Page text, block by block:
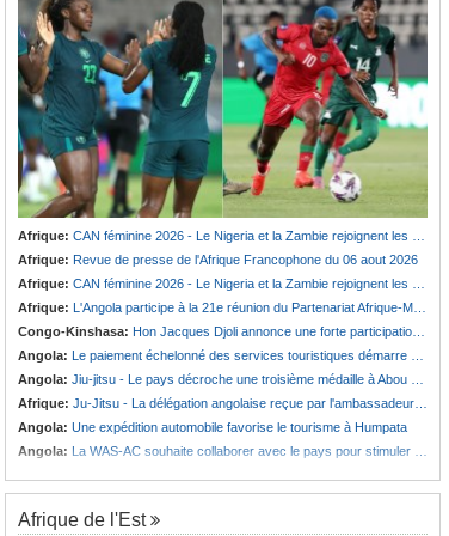
Afrique: CAN féminine 2026 - Le Nigeria et la Zambie rejoignent les quarts de finale
Afrique: Revue de presse de l'Afrique Francophone du 06 aout 2026
Afrique: CAN féminine 2026 - Le Nigeria et la Zambie rejoignent les quarts de finale
Afrique: L'Angola participe à la 21e réunion du Partenariat Afrique-Monde arabe au Caire
Congo-Kinshasa: Hon Jacques Djoli annonce une forte participation du pays à la Conférence des présidents de parlements à Midrand
Angola: Le paiement échelonné des services touristiques démarre ce jeudi
Angola: Jiu-jitsu - Le pays décroche une troisième médaille à Abou Dabi
Afrique: Ju-Jitsu - La délégation angolaise reçue par l'ambassadeur d'Angola aux Émirats arabes unis
Angola: Une expédition automobile favorise le tourisme à Humpata
Angola: La WAS-AC souhaite collaborer avec le pays pour stimuler l'aquaculture
Afrique de l'Est